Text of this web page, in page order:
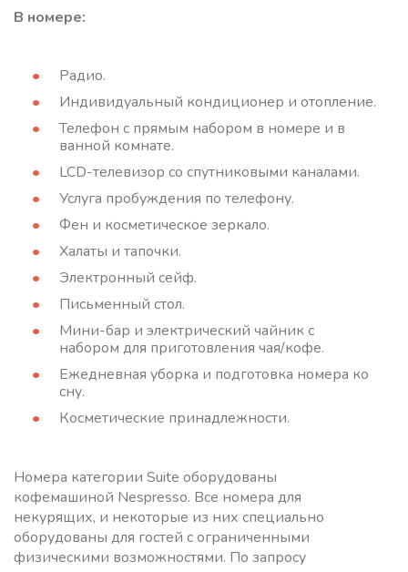
В номере:
Радио.
Индивидуальный кондиционер и отопление.
Телефон с прямым набором в номере и в
ванной комнате.
LCD-телевизор со спутниковыми каналами.
Услуга пробуждения по телефону.
Фен и косметическое зеркало.
Халаты и тапочки.
Электронный сейф.
Письменный стол.
Мини-бар и электрический чайник с
набором для приготовления чая/кофе.
Ежедневная уборка и подготовка номера ко
сну.
Косметические принадлежности.
Номера категории Suite оборудованы
кофемашиной Nespresso. Все номера для
некурящих, и некоторые из них специально
оборудованы для гостей с ограниченными
физическими возможностями. По запросу